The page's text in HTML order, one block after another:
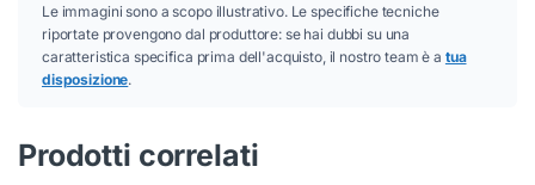
Le immagini sono a scopo illustrativo. Le specifiche tecniche
riportate provengono dal produttore: se hai dubbi su una
caratteristica specifica prima dell'acquisto, il nostro team è a tua
disposizione.
Prodotti correlati